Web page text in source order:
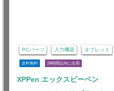
PCパーツ 入力機器 タブレット
送料無料 24時間以内に出荷
XPPen エックスピーペン